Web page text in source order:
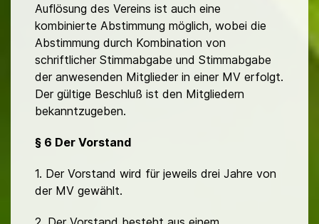
Auflösung des Vereins ist auch eine
kombinierte Abstimmung möglich, wobei die
Abstimmung durch Kombination von
schriftlicher Stimmabgabe und Stimmabgabe
der anwesenden Mitglieder in einer MV erfolgt.
Der gültige Beschluß ist den Mitgliedern
bekanntzugeben.
§ 6 Der Vorstand
1. Der Vorstand wird für jeweils drei Jahre von
der MV gewählt.